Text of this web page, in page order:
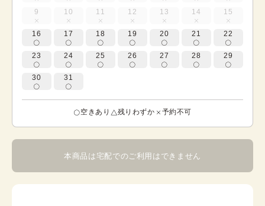
9 10 11 12 13 14 15
16 17 18 19 20 21 22
23 24 25 26 27 28 29
30 31
空きあり 残りわずか 予約不可
本商品は宅配でのご利用はできません